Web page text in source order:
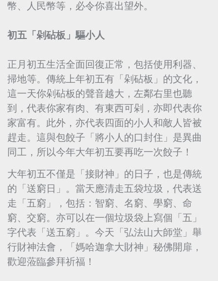
幣、人民幣等，必令你喜出望外。
初五「剁砧板」驅小人
正月初五生活全面回復正常，包括使用利器、
掃地等。傳統上年初五有「剁砧板」的文化，
這一天你剁砧板的聲音越大，左鄰右里也聽
到，代表你家有肉、有東西可剁，亦即代表你
家富有。此外，亦代表四面的小人和敵人皆被
趕走。這與包餃子「將小人的口封住」是異曲
同工，所以今年大年初五要再吃一次餃子！
大年初五不僅是「接財神」的日子，也是傳統
的「送窮日」。當天應清走五袋垃圾，代表送
走「五窮」，包括：智窮、名窮、學窮、命
窮、交窮。亦可以在一個垃圾袋上寫個「五」
字代表「送五窮」。今天「弘法山大師堂」舉
行財神法會，「媽哈迦拿大財神」秘佛開扉，
歡迎蒞臨參拜祈福！